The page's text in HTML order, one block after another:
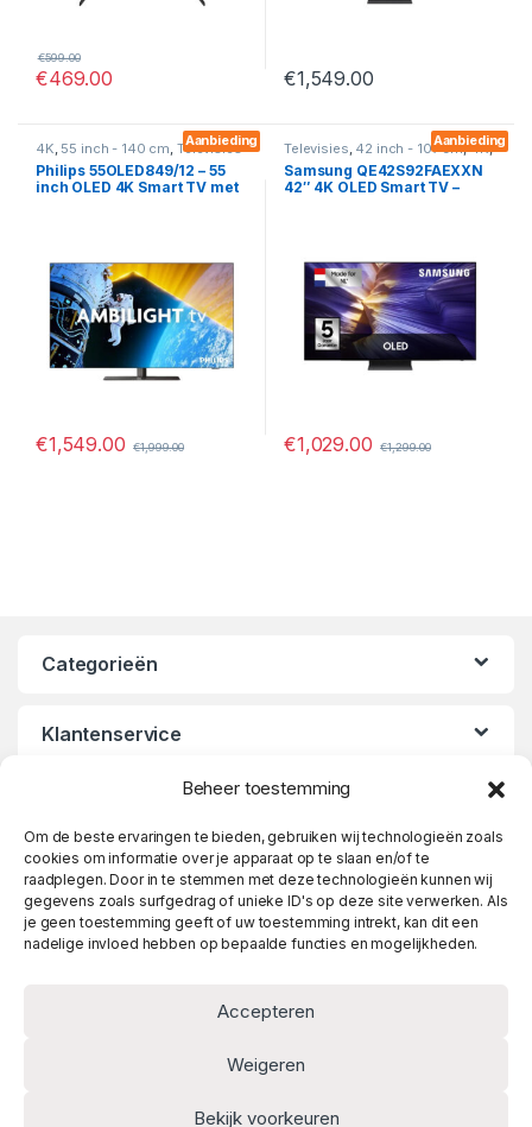
Beheer toestemming
Om de beste ervaringen te bieden, gebruiken wij technologieën zoals
cookies om informatie over je apparaat op te slaan en/of te
raadplegen. Door in te stemmen met deze technologieën kunnen wij
gegevens zoals surfgedrag of unieke ID's op deze site verwerken. Als
je geen toestemming geeft of uw toestemming intrekt, kan dit een
nadelige invloed hebben op bepaalde functies en mogelijkheden.
Accepteren
Weigeren
Bekijk voorkeuren
€469.00
€599.00
€1,549.00
Aanbieding
4K, 55 inch - 140 cm, Televisies
Philips 55OLED849/12 – 55
inch OLED 4K Smart TV met
€1,549.00 €1,999.00
Aanbieding
Televisies, 42 inch - 107 cm,4K,
OLED Smart
Samsung QE42S92FAEXXN
42″ 4K OLED Smart TV –
€1,029.00 €1,299.00
Categorieën
Klantenservice
Heeft u vragen? Twijfel niet